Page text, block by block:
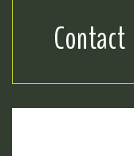
Contact